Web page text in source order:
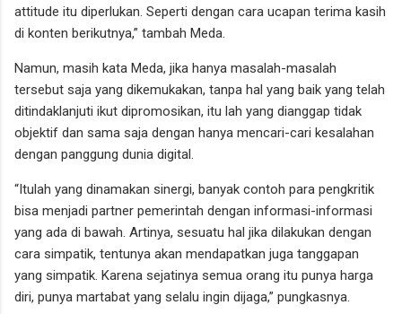
attitude itu diperlukan. Seperti dengan cara ucapan terima kasih
di konten berikutnya,” tambah Meda.
Namun, masih kata Meda, jika hanya masalah-masalah
tersebut saja yang dikemukakan, tanpa hal yang baik yang telah
ditindaklanjuti ikut dipromosikan, itu lah yang dianggap tidak
objektif dan sama saja dengan hanya mencari-cari kesalahan
dengan panggung dunia digital.
“Itulah yang dinamakan sinergi, banyak contoh para pengkritik
bisa menjadi partner pemerintah dengan informasi-informasi
yang ada di bawah. Artinya, sesuatu hal jika dilakukan dengan
cara simpatik, tentunya akan mendapatkan juga tanggapan
yang simpatik. Karena sejatinya semua orang itu punya harga
diri, punya martabat yang selalu ingin dijaga,” pungkasnya.